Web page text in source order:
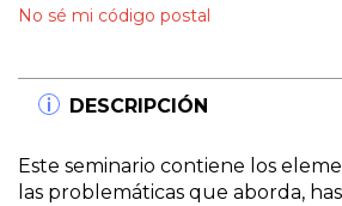
No sé mi código postal
DESCRIPCIÓN
Este seminario contiene los
las problemáticas que aborda,